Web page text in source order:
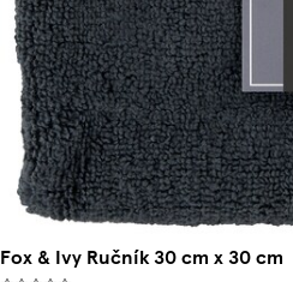
Fox & Ivy Ručník 30 cm x 30 cm